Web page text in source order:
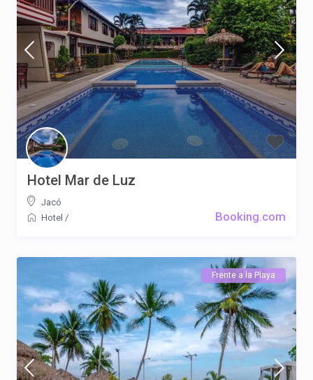
Booking.com
Hotel Mar de Luz
Jacó
Hotel /
Frente a la Playa